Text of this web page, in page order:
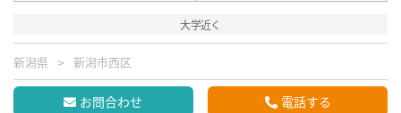
大学近く
新潟県 新潟市西区
お問合わせ 電話する